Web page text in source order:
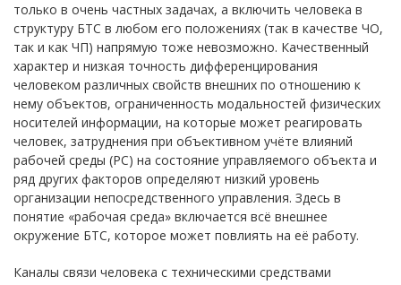
только в очень частных задачах, а включить человека в
структуру БТС в любом его положениях (так в качестве ЧО,
так и как ЧП) напрямую тоже невозможно. Качественный
характер и низкая точность дифференцирования
человеком различных свойств внешних по отношению к
нему объектов, ограниченность модальностей физических
носителей информации, на которые может реагировать
человек, затруднения при объективном учёте влияний
рабочей среды (РС) на состояние управляемого объекта и
ряд других факторов определяют низкий уровень
организации непосредственного управления. Здесь в
понятие «рабочая среда» включается всё внешнее
окружение БТС, которое может повлиять на её работу.
Каналы связи человека с техническими средствами